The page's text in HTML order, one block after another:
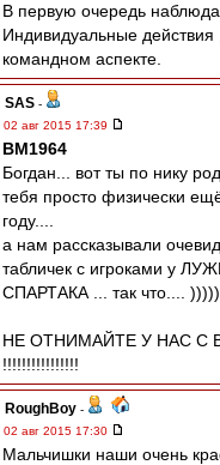
В первую очередь
Индивидуальные действия
командном аспекте.
SAS -
02 авг 2015 17:39
BM1964
Богдан... вот ты по нику
тебя просто физически
году....
а нам рассказывали
табличек с игроками у
СПАРТАКА ... так что.... )))))
НЕ ОТНИМАЙТЕ У НАС С В
!!!!!!!!!!!!!!!!
RoughBoy -
02 авг 2015 17:30
Мальчишки наши очень